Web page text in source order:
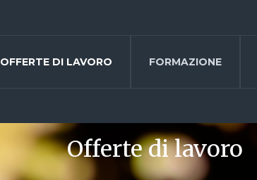
OFFERTE DI LAVORO FORMAZIONE
Offerte di lavoro